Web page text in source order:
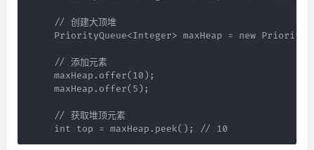
// 创建大顶堆
PriorityQueue<Integer> maxHeap = new
// 添加元素
maxHeap.offer(10);
maxHeap.offer(5);
// 获取堆顶元素
int top = maxHeap.peek(); // 10